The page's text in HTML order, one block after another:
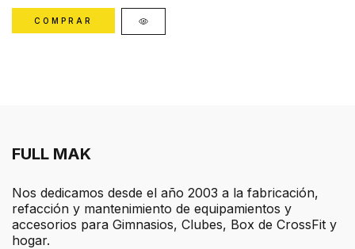
FULL MAK
Nos dedicamos desde el año 2003 a la fabricación,
refacción y mantenimiento de equipamientos y
accesorios para Gimnasios, Clubes, Box de CrossFit y
hogar.